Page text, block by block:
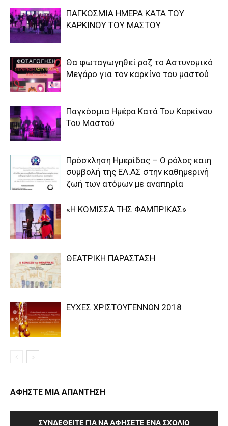
ΠΑΓΚΟΣΜΙΑ ΗΜΕΡΑ ΚΑΤΑ ΤΟΥ
ΚΑΡΚΙΝΟΥ ΤΟΥ ΜΑΣΤΟΥ
Θα φωταγωγηθεί ροζ το Αστυνομικό
Μεγάρο για τον καρκίνο του μαστού
Παγκόσμια Ημέρα Κατά Του Καρκίνου
Του Μαστού
Πρόσκληση Ημερίδας – Ο ρόλος καιη
συμβολή της ΕΛ.ΑΣ στην καθημερινή
ζωή των ατόμων με αναπηρία
«Η ΚΟΜΙΣΣΑ ΤΗΣ ΦΑΜΠΡΙΚΑΣ»
ΘΕΑΤΡΙΚΗ ΠΑΡΑΣΤΑΣΗ
ΕΥΧΕΣ ΧΡΙΣΤΟΥΓΕΝΝΩΝ 2018
ΑΦΗΣΤΕ ΜΙΑ ΑΠΑΝΤΗΣΗ
ΣΥΝΔΕΘΕΊΤΕ ΓΙΑ ΝΑ ΑΦΉΣΕΤΕ ΈΝΑ ΣΧΌΛΙΟ